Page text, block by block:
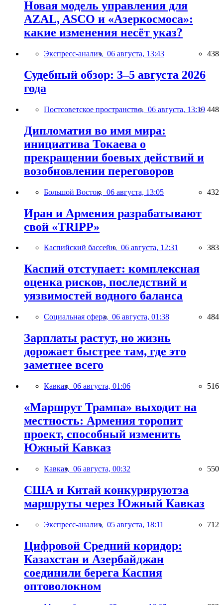
Новая модель управления для
AZAL, ASCO и «Азеркосмоса»:
какие изменения несёт указ?
Экспресс-анализ, 06 августа, 13:43 438
Судебный обзор: 3–5 августа 2026
года
Постсоветское пространство, 06 августа, 13:19 448
Дипломатия во имя мира:
инициатива Токаева о
прекращении боевых действий и
возобновлении переговоров
Большой Восток, 06 августа, 13:05 432
Иран и Армения разрабатывают
свой «TRIPP»
Каспийский бассейн, 06 августа, 12:31 383
Каспий отступает: комплексная
оценка рисков, последствий и
уязвимостей водного баланса
Социальная сфера, 06 августа, 01:38 484
Зарплаты растут, но жизнь
дорожает быстрее там, где это
заметнее всего
Кавказ, 06 августа, 01:06 516
«Маршрут Трампа» выходит на
местность: Армения торопит
проект, способный изменить
Южный Кавказ
Кавказ, 06 августа, 00:32 550
США и Китай конкурируютза
маршруты через Южный Кавказ
Экспресс-анализ, 05 августа, 18:11 712
Цифровой Средний коридор:
Казахстан и Азербайджан
соединили берега Каспия
оптоволокном